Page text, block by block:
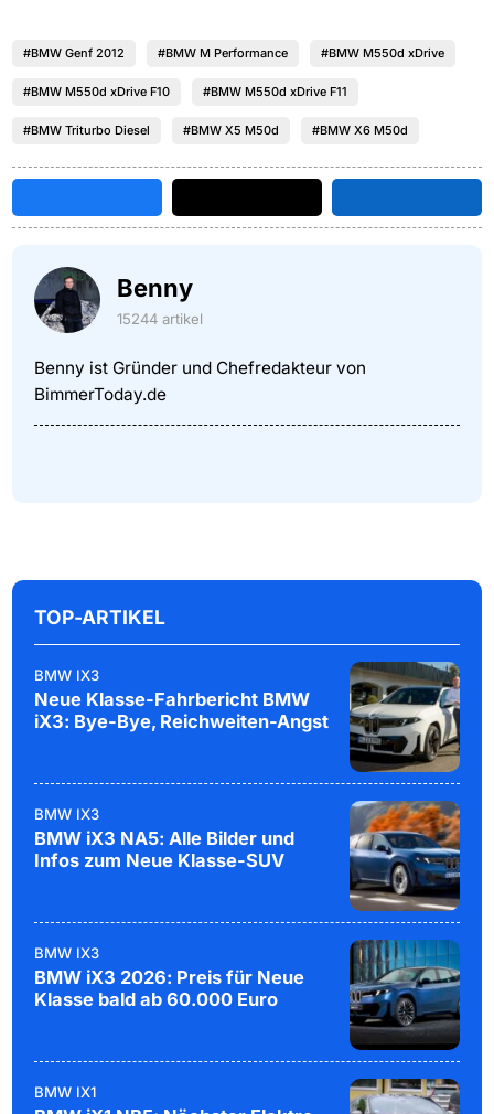
#BMW Genf 2012 #BMW M Performance #BMW M550d xDrive
#BMW M550d xDrive F10 #BMW M550d xDrive F11
#BMW Triturbo Diesel #BMW X5 M50d #BMW X6 M50d
Benny
15244 artikel
Benny ist Gründer und Chefredakteur von
BimmerToday.de
TOP-ARTIKEL
BMW IX3
Neue Klasse-Fahrbericht BMW
iX3: Bye-Bye, Reichweiten-Angst
BMW IX3
BMW iX3 NA5: Alle Bilder und
Infos zum Neue Klasse-SUV
BMW IX3
BMW iX3 2026: Preis für Neue
Klasse bald ab 60.000 Euro
BMW IX1